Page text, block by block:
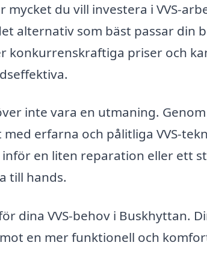
du vill investera i VVS-
alternativ som bäst passar din
konkurrenskraftiga priser och
inte vara en utmaning.
erfarna och pålitliga VVS-
en liten reparation eller ett
till hands.
dina VVS-behov i Buskhyttan.
en mer funktionell och